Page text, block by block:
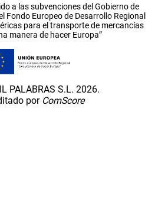
a las subvenciones del Gobierno de
Fondo Europeo de Desarrollo Regional
para el transporte de mercancías
manera de hacer Europa”
PALABRAS S.L. 2026.
por ComScore